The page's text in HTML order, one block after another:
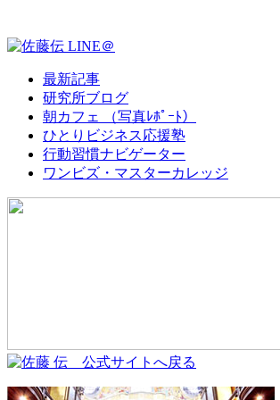
最新記事
研究所ブログ
朝カフェ （写真ﾚﾎﾟｰﾄ）
ひとりビジネス応援塾
行動習慣ナビゲーター
ワンビズ・マスターカレッジ